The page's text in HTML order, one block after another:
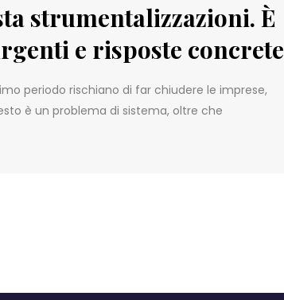
strumentalizzazioni. È
e risposte concrete
periodo rischiano di far chiudere le imprese,
è un problema di sistema, oltre che